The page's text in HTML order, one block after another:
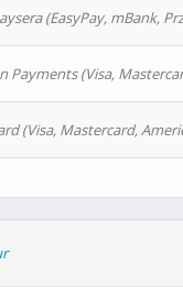
(EasyPay, mBank,
(Visa,
(Visa, Mastercard,